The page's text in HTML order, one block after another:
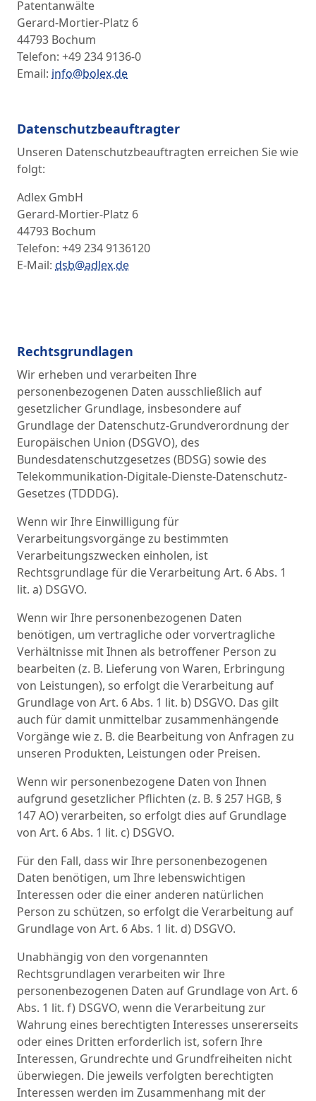
Patentanwälte
Gerard-Mortier-Platz 6
44793 Bochum
Telefon: +49 234 9136-0
Email: info@bolex.de
Datenschutzbeauftragter
Unseren Datenschutzbeauftragten erreichen Sie wie
folgt:
Adlex GmbH
Gerard-Mortier-Platz 6
44793 Bochum
Telefon: +49 234 9136120
E-Mail: dsb@adlex.de
Rechtsgrundlagen
Wir erheben und verarbeiten Ihre
personenbezogenen Daten ausschließlich auf
gesetzlicher Grundlage, insbesondere auf
Grundlage der Datenschutz-Grundverordnung der
Europäischen Union (DSGVO), des
Bundesdatenschutzgesetzes (BDSG) sowie des
Telekommunikation-Digitale-Dienste-Datenschutz-
Gesetzes (TDDDG).
Wenn wir Ihre Einwilligung für
Verarbeitungsvorgänge zu bestimmten
Verarbeitungszwecken einholen, ist
Rechtsgrundlage für die Verarbeitung Art. 6 Abs. 1
lit. a) DSGVO.
Wenn wir Ihre personenbezogenen Daten
benötigen, um vertragliche oder vorvertragliche
Verhältnisse mit Ihnen als betroffener Person zu
bearbeiten (z. B. Lieferung von Waren, Erbringung
von Leistungen), so erfolgt die Verarbeitung auf
Grundlage von Art. 6 Abs. 1 lit. b) DSGVO. Das gilt
auch für damit unmittelbar zusammenhängende
Vorgänge wie z. B. die Bearbeitung von Anfragen zu
unseren Produkten, Leistungen oder Preisen.
Wenn wir personenbezogene Daten von Ihnen
aufgrund gesetzlicher Pflichten (z. B. § 257 HGB, §
147 AO) verarbeiten, so erfolgt dies auf Grundlage
von Art. 6 Abs. 1 lit. c) DSGVO.
Für den Fall, dass wir Ihre personenbezogenen
Daten benötigen, um Ihre lebenswichtigen
Interessen oder die einer anderen natürlichen
Person zu schützen, so erfolgt die Verarbeitung auf
Grundlage von Art. 6 Abs. 1 lit. d) DSGVO.
Unabhängig von den vorgenannten
Rechtsgrundlagen verarbeiten wir Ihre
personenbezogenen Daten auf Grundlage von Art. 6
Abs. 1 lit. f) DSGVO, wenn die Verarbeitung zur
Wahrung eines berechtigten Interesses unsererseits
oder eines Dritten erforderlich ist, sofern Ihre
Interessen, Grundrechte und Grundfreiheiten nicht
überwiegen. Die jeweils verfolgten berechtigten
Interessen werden im Zusammenhang mit der